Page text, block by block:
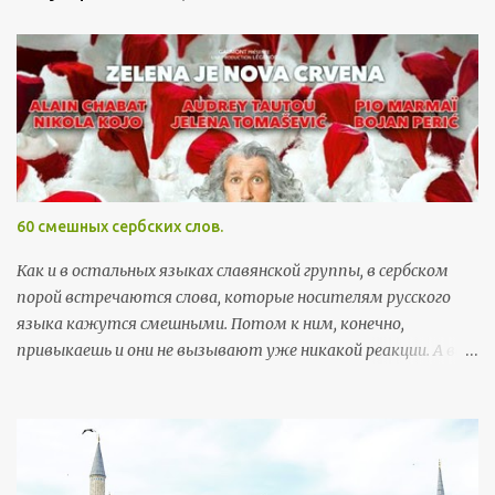
в
и
т
ь
к
о
м
е
н
т
а
р
60 смешных сербских слов.
Как и в остальных языках славянской группы, в сербском
порой встречаются слова, которые носителям русского
языка кажутся смешными. Потом к ним, конечно,
привыкаешь и они не вызывают уже никакой реакции. А вот
примеры, которые можно встретить в повседневной
жизни. Так как пост скорее развлекательный, а не
образовательный, слова приведены без ударений (кстати, с